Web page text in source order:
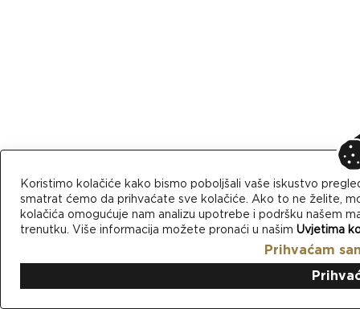
Koristimo kolačiće kako bismo poboljšali vaše iskustvo
smatrat ćemo da prihvaćate sve kolačiće. Ako to ne želite,
kolačića omogućuje nam analizu upotrebe i podršku našem
trenutku. Više informacija možete pronaći u našim Uvjetima
Prihvaćam